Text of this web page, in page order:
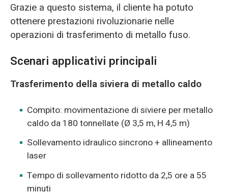
Grazie a questo sistema, il cliente ha potuto
ottenere prestazioni rivoluzionarie nelle
operazioni di trasferimento di metallo fuso.
Scenari applicativi principali
Trasferimento della siviera di metallo caldo
Compito: movimentazione di siviere per metallo
caldo da 180 tonnellate (Ø 3,5 m, H 4,5 m)
Sollevamento idraulico sincrono + allineamento
laser
Tempo di sollevamento ridotto da 2,5 ore a 55
minuti